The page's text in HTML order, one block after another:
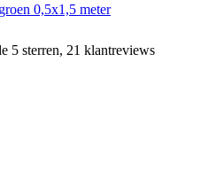
0,5x1,5 meter
5 sterren, 21 klantreviews